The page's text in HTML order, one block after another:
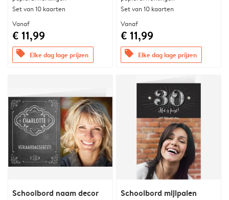
Set van 10 kaarten
Vanaf
€ 11,99
offers Elke dag lage prijzen
Set van 10 kaarten
Vanaf
€ 11,99
offers Elke dag lage prijzen
Schoolbord naam decor Schoolbord mijlpalen